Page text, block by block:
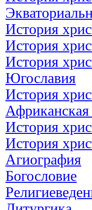
История
История
История
Югославия
История
История
История
Агиография
Богословие